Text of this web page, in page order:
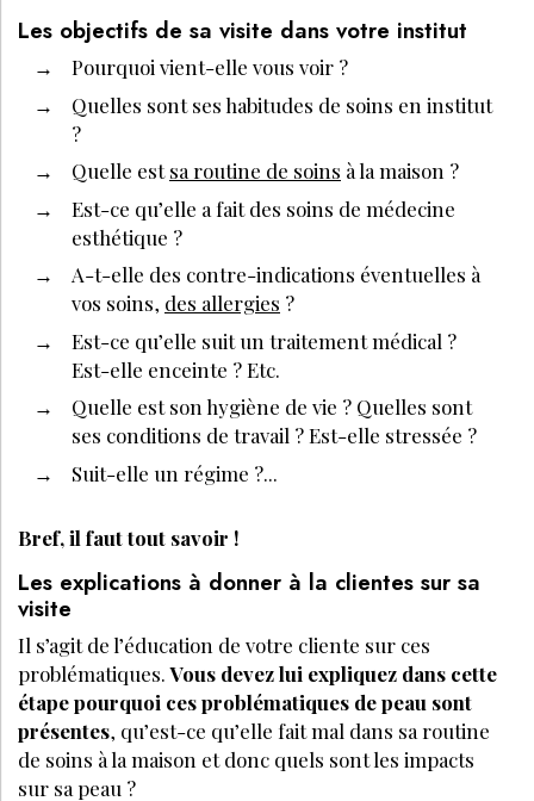
Les objectifs de sa visite dans votre institut
Pourquoi vient-elle vous voir ?
Quelles sont ses habitudes de soins en institut
?
Quelle estsa routine de soins à la maison ?
Est-ce qu’elle a fait des soins de médecine
esthétique ?
A-t-elle des contre-indications éventuelles à
vos soins, des allergies ?
Est-ce qu’elle suit un traitement médical ?
Est-elle enceinte ? Etc.
Quelle est son hygiène de vie ? Quelles sont
ses conditions de travail ? Est-elle stressée ?
Suit-elle un régime ?...
Bref, il faut tout savoir !
Les explications à donner à la clientes sur sa
visite
Il s’agit de l’éducation de votre cliente sur ces
problématiques.Vous devez lui expliquez dans cette
étape pourquoi ces problématiques de peau sont
présentes, qu’est-ce qu’elle fait mal dans sa routine
de soins à la maison et donc quels sont les impacts
sur sa peau ?